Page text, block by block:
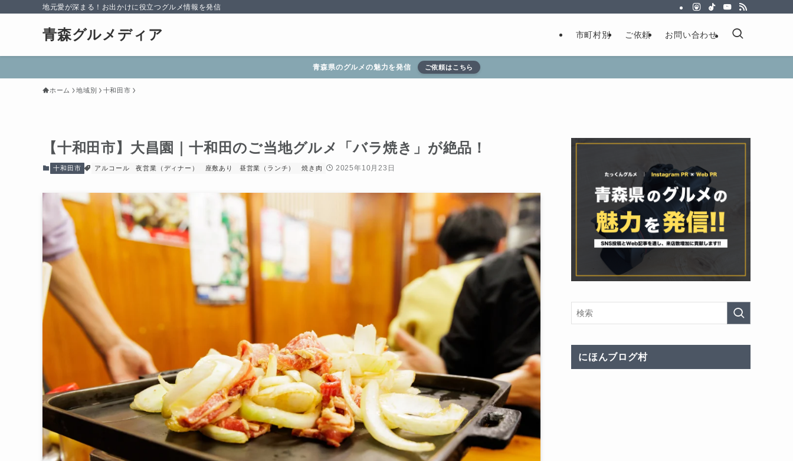
地元愛が深まる！お出かけに役立つグルメ情報を発信
青森グルメディア 市町村別 ご依頼 お問い合わせ
青森県のグルメの魅力を発信 ご依頼はこちら
ホーム 地域別 十和田市
【十和田市】大昌園｜十和田のご当地グルメ「バラ焼き」が絶品！
十和田市 アルコール 夜営業（ディナー） 座敷あり 昼営業（ランチ） 焼き肉 2025年10月23日
にほんブログ村